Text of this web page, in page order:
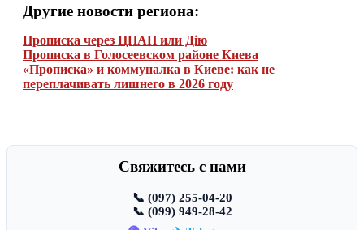
Другие новости региона:
Прописка через ЦНАП или Дію
Прописка в Голосеевском районе Киева
«Прописка» и коммуналка в Киеве: как не
переплачивать лишнего в 2026 году
Свяжитесь с нами
📞 (097) 255-04-20
📞 (099) 949-28-42